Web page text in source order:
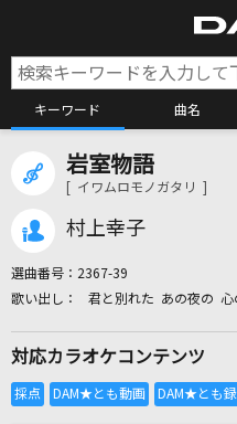
キーワード 曲名
全
岩室物語
[ イワムロモノガタリ ]
村上幸子
選曲番号： 2367-39
君と別れた あの夜の 心
対応カラオケコンテンツ